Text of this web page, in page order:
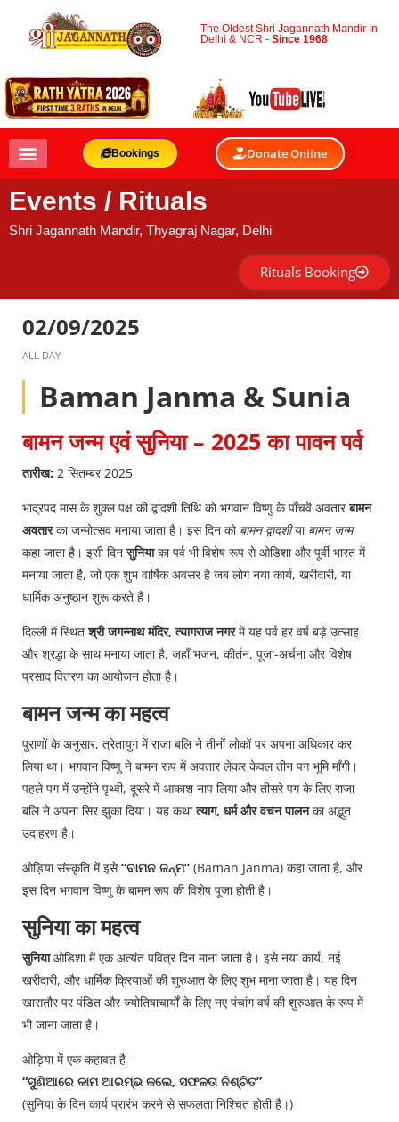
The Oldest Shri Jagannath Mandir In
Delhi & NCR -Since 1968
Bookings Donate Online
Events / Rituals
Shri Jagannath Mandir, Thyagraj Nagar, Delhi
Rituals Booking
02/09/2025
ALL DAY
Baman Janma & Sunia
बामन जन्म एवं सुनिया – 2025 का पावन पर्व
तारीख: 2 सितम्बर 2025
भाद्रपद मास के शुक्ल पक्ष की द्वादशी तिथि को भगवान विष्णु के पाँचवें अवतारबामन
अवतारका जन्मोत्सव मनाया जाता है। इस दिन को बामन द्वादशीया बामन जन्म
कहा जाता है। इसी दिनसुनियाका पर्व भी विशेष रूप से ओडिशा और पूर्वी भारत में
मनाया जाता है, जो एक शुभ वार्षिक अवसर है जब लोग नया कार्य, खरीदारी, या
धार्मिक अनुष्ठान शुरू करते हैं।
दिल्ली में स्थितश्री जगन्नाथ मंदिर, त्यागराज नगरमें यह पर्व हर वर्ष बड़े उत्साह
और श्रद्धा के साथ मनाया जाता है, जहाँ भजन, कीर्तन, पूजा-अर्चना और विशेष
प्रसाद वितरण का आयोजन होता है।
बामन जन्म का महत्व
पुराणों के अनुसार, त्रेतायुग में राजा बलि ने तीनों लोकों पर अपना अधिकार कर
लिया था। भगवान विष्णु ने बामन रूप में अवतार लेकर केवल तीन पग भूमि माँगी।
पहले पग में उन्होंने पृथ्वी, दूसरे में आकाश नाप लिया और तीसरे पग के लिए राजा
बलि ने अपना सिर झुका दिया। यह कथात्याग, धर्म और वचन पालनका अद्भुत
उदाहरण है।
ओड़िया संस्कृति में इसे“ବାମନ ଜନ୍ମ” (Bāman Janma) कहा जाता है, और
इस दिन भगवान विष्णु के बामन रूप की विशेष पूजा होती है।
सुनिया का महत्व
सुनियाओडिशा में एक अत्यंत पवित्र दिन माना जाता है। इसे नया कार्य, नई
खरीदारी, और धार्मिक क्रियाओं की शुरुआत के लिए शुभ माना जाता है। यह दिन
खासतौर पर पंडित और ज्योतिषाचार्यों के लिए नए पंचांग वर्ष की शुरुआत के रूप में
भी जाना जाता है।
ओड़िया में एक कहावत है –
“ସୁଣିଆରେ କାମ ଆରମ୍ଭ କଲେ, ସଫଳତା ନିଶ୍ଚିତ”
(सुनिया के दिन कार्य प्रारंभ करने से सफलता निश्चित होती है।)